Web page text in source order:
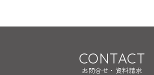
CONTACT
お問合せ・資料請求